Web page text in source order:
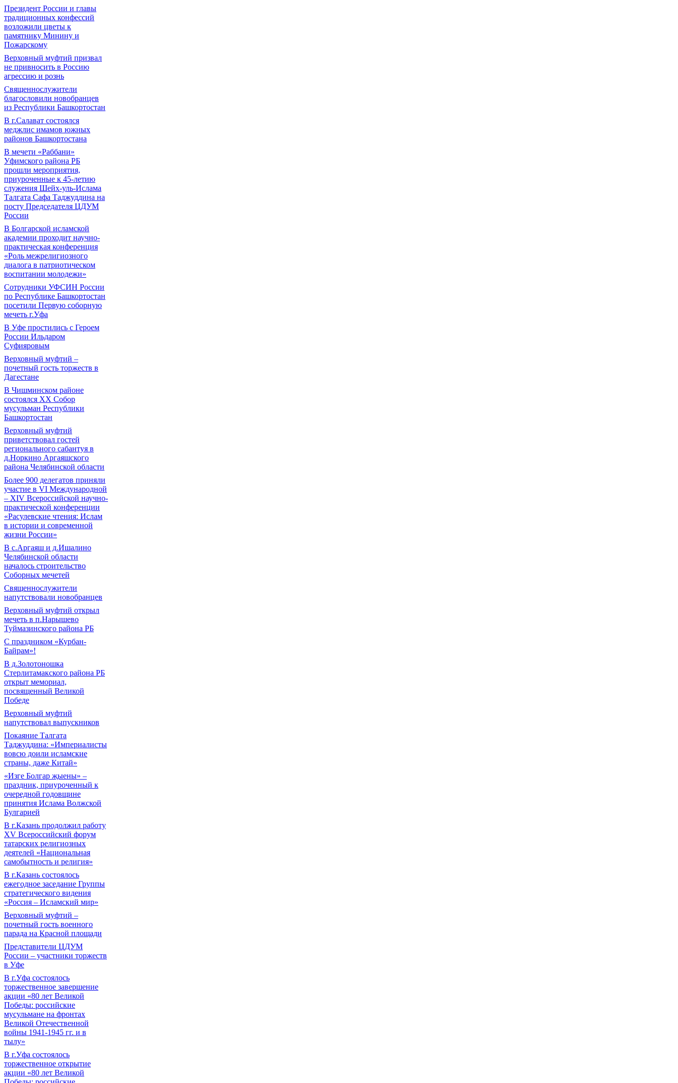
Президент России и главы
традиционных конфессий
возложили цветы к
памятнику Минину и
Пожарскому
Верховный муфтий призвал
не привносить в Россию
агрессию и рознь
Священнослужители
благословили новобранцев
из Республики Башкортостан
В г.Салават состоялся
меджлис имамов южных
районов Башкортостана
В мечети «Раббани»
Уфимского района РБ
прошли мероприятия,
приуроченные к 45-летию
служения Шейх-уль-Ислама
Талгата Сафа Таджуддина на
посту Председателя ЦДУМ
России
В Болгарской исламской
академии проходит научно-
практическая конференция
«Роль межрелигиозного
диалога в патриотическом
воспитании молодежи»
Сотрудники УФСИН России
по Республике Башкортостан
посетили Первую соборную
мечеть г.Уфа
В Уфе простились с Героем
России Ильдаром
Суфияровым
Верховный муфтий –
почетный гость торжеств в
Дагестане
В Чишминском районе
состоялся XX Собор
мусульман Республики
Башкортостан
Верховный муфтий
приветствовал гостей
регионального сабантуя в
д.Норкино Аргаяшского
района Челябинской области
Более 900 делегатов приняли
участие в VI Международной
– ХIV Всероссийской научно-
практической конференции
«Расулевские чтения: Ислам
в истории и современной
жизни России»
В с.Аргаяш и д.Ишалино
Челябинской области
началось строительство
Соборных мечетей
Священнослужители
напутствовали новобранцев
Верховный муфтий открыл
мечеть в п.Нарышево
Туймазинского района РБ
С праздником «Курбан-
Байрам»!
В д.Золотоношка
Стерлитамакского района РБ
открыт мемориал,
посвященный Великой
Победе
Верховный муфтий
напутствовал выпускников
Покаяние Талгата
Таджуддина: «Империалисты
вовсю доили исламские
страны, даже Китай»
«Изге Болгар җыены» –
праздник, приуроченный к
очередной годовщине
принятия Ислама Волжской
Булгарией
В г.Казань продолжил работу
XV Всероссийский форум
татарских религиозных
деятелей «Национальная
самобытность и религия»
В г.Казань состоялось
ежегодное заседание Группы
стратегического видения
«Россия – Исламский мир»
Верховный муфтий –
почетный гость военного
парада на Красной площади
Представители ЦДУМ
России – участники торжеств
в Уфе
В г.Уфа состоялось
торжественное завершение
акции «80 лет Великой
Победы: российские
мусульмане на фронтах
Великой Отечественной
войны 1941-1945 гг. и в
тылу»
В г.Уфа состоялось
торжественное открытие
акции «80 лет Великой